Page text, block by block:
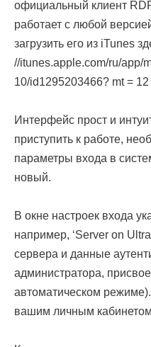
официальный клиент
работает с любой
загрузить его из iTunes
//itunes.apple.com/ru/app/
10/id1295203466? mt = 12
Интерфейс прост и
приступить к работе,
параметры входа в
новый.
В окне настроек входа
например, ‘Server on
сервера и данные
администратора,
автоматическом
вашим личным